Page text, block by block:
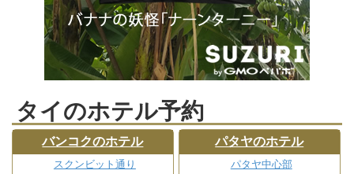
タイのホテル予約
バンコクのホテル
スクンビット通り
パタヤのホテル
パタヤ中心部